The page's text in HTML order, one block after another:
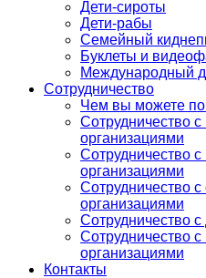
Дети-сироты
Дети-рабы
Семейный
Буклеты и
Международный
Сотрудничество
Чем вы можете
Сотрудничество
организациями
Сотрудничество
организациями
Сотрудничество
организациями
Сотрудничество
Сотрудничество
организациями
Контакты